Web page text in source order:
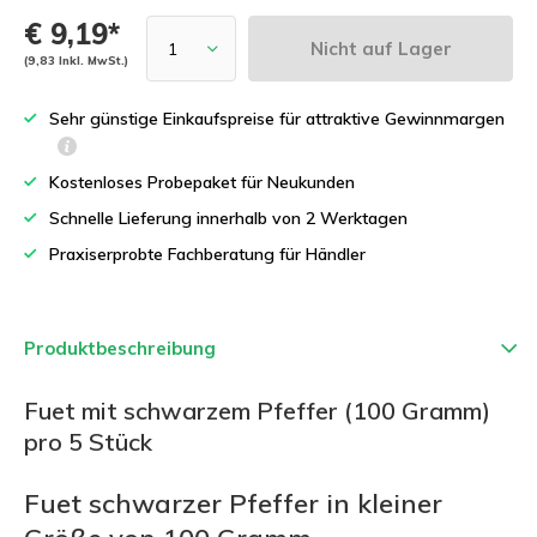
€ 9,19*
(9,83 Inkl. MwSt.)
Nicht auf Lager
Sehr günstige Einkaufspreise für attraktive Gewinnmargen
Kostenloses Probepaket für Neukunden
Schnelle Lieferung innerhalb von 2 Werktagen
Praxiserprobte Fachberatung für Händler
Produktbeschreibung
Fuet mit schwarzem Pfeffer (100 Gramm)
pro 5 Stück
Fuet schwarzer Pfeffer in kleiner